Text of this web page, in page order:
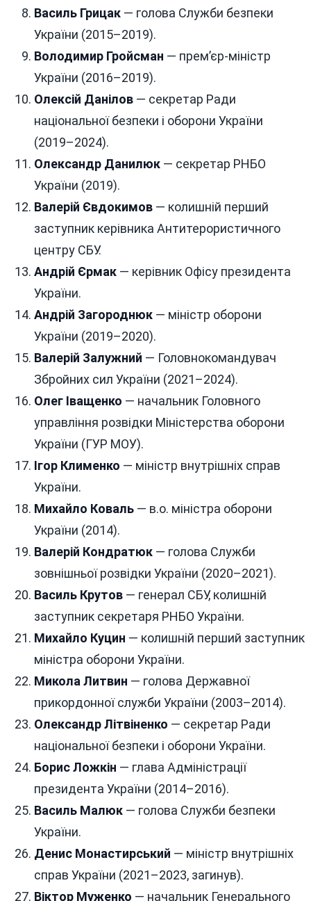
Василь Грицак— голова Служби безпеки
України (2015–2019).
Володимир Гройсман — прем’єр-міністр
України (2016–2019).
Олексій Данілов— секретар Ради
національної безпеки і оборони України
(2019–2024).
Олександр Данилюк— секретар РНБО
України (2019).
Валерій Євдокимов— колишній перший
заступник керівника Антитерористичного
центру СБУ.
Андрій Єрмак— керівник Офісу президента
України.
Андрій Загороднюк— міністр оборони
України (2019–2020).
Валерій Залужний — Головнокомандувач
Збройних сил України (2021–2024).
Олег Іващенко — начальник Головного
управління розвідки Міністерства оборони
України (ГУР МОУ).
Ігор Клименко — міністр внутрішніх справ
України.
Михайло Коваль— в.о. міністра оборони
України (2014).
Валерій Кондратюк— голова Служби
зовнішньої розвідки України (2020–2021).
Василь Крутов— генерал СБУ, колишній
заступник секретаря РНБО України.
Михайло Куцин — колишній перший заступник
міністра оборони України.
Микола Литвин — голова Державної
прикордонної служби України (2003–2014).
Олександр Літвіненко — секретар Ради
національної безпеки і оборони України.
Борис Ложкін — глава Адміністрації
президента України (2014–2016).
Василь Малюк— голова Служби безпеки
України.
Денис Монастирський — міністр внутрішніх
справ України (2021–2023, загинув).
Віктор Муженко — начальник Генерального